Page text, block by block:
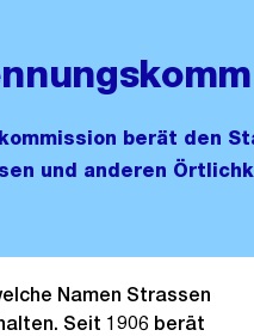
berät den
und anderen
Namen Strassen
Seit 1906 berät